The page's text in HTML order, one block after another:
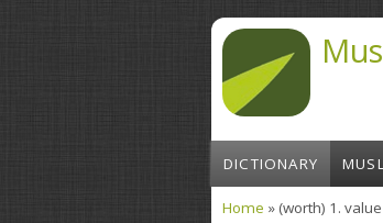
DICTIONARY
Home